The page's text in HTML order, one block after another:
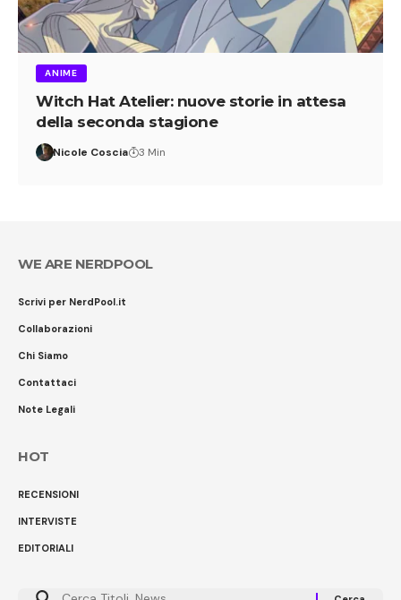
ANIME
Witch Hat Atelier: nuove storie in attesa
della seconda stagione
Nicole Coscia 3 Min
WE ARE NERDPOOL
Scrivi per NerdPool.it
Collaborazioni
Chi Siamo
Contattaci
Note Legali
HOT
RECENSIONI
INTERVISTE
EDITORIALI